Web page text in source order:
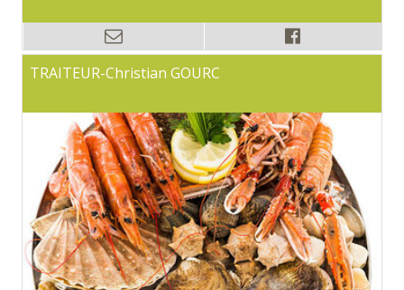
TRAITEUR-Christian GOURC